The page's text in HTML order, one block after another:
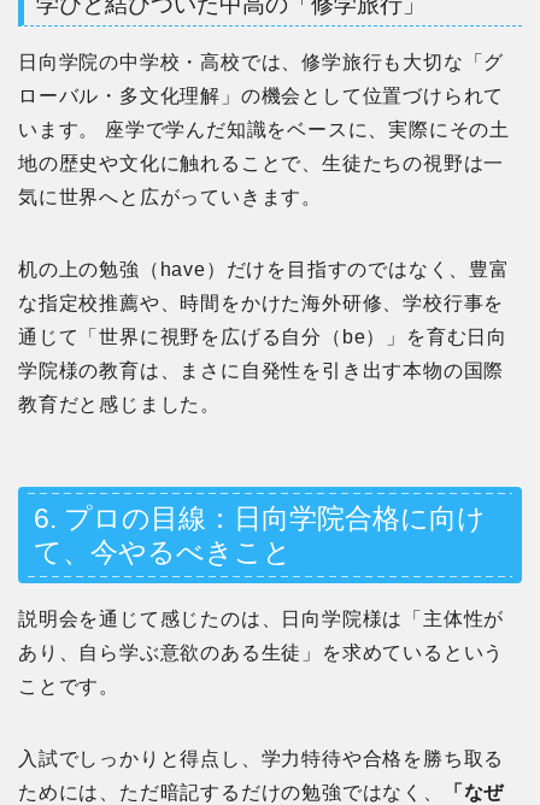
日向学院の中学校・高校では、修学旅行も大切な「グ
ローバル・多文化理解」の機会として位置づけられて
います。 座学で学んだ知識をベースに、実際にその土
地の歴史や文化に触れることで、生徒たちの視野は一
気に世界へと広がっていきます。
机の上の勉強（have）だけを目指すのではなく、豊富
な指定校推薦や、時間をかけた海外研修、学校行事を
通じて「世界に視野を広げる自分（be）」を育む日向
学院様の教育は、まさに自発性を引き出す本物の国際
教育だと感じました。
6. プロの目線：日向学院合格に向け
て、今やるべきこと
説明会を通じて感じたのは、日向学院様は「主体性が
あり、自ら学ぶ意欲のある生徒」を求めているという
ことです。
入試でしっかりと得点し、学力特待や合格を勝ち取る
ためには、ただ暗記するだけの勉強ではなく、
「なぜ